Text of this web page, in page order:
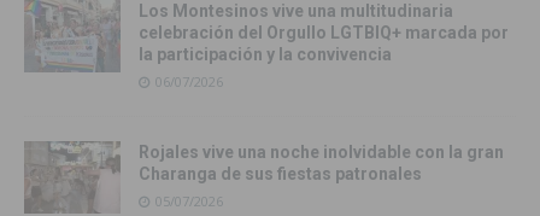
Los Montesinos vive una multitudinaria
celebración del Orgullo LGTBIQ+ marcada por
la participación y la convivencia
06/07/2026
Rojales vive una noche inolvidable con la gran
Charanga de sus fiestas patronales
05/07/2026